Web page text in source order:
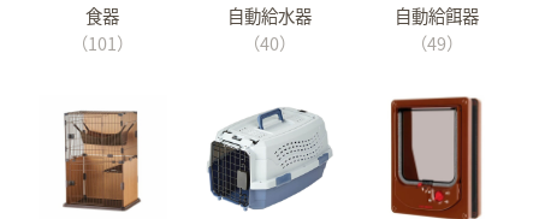
食器
（101）
自動給水器
（40）
自動給餌器
（49）